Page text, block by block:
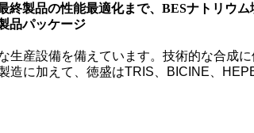
製品の性能最適化まで、BESナトリウ
品パッケージ
産設備を備えています。技術的な合成
に加えて、徳盛はTRIS、BICINE、